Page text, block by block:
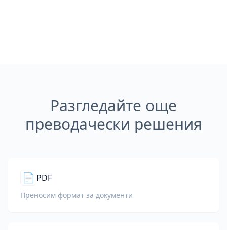
Разгледайте още
преводачески решения
📄 PDF
Преносим формат за документи